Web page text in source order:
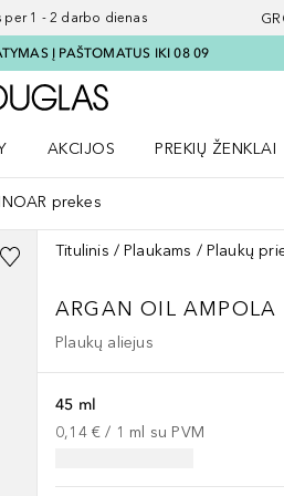
1 - 2 darbo dienas
Į PAŠTOMATUS IKI 08 09
Į Douglas pagrindinį
AKCIJOS
PREKIŲ ŽENKLAI
Titulinis Plaukams Plaukų
ARGAN OIL AMPOLA
Plaukų aliejus
45 ml
0,14 € / 1 ml su PVM